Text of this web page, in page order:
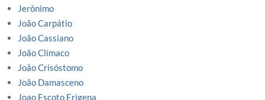
Jerônimo
João Carpátio
João Cassiano
João Clímaco
João Crisóstomo
João Damasceno
Joao Escoto Erigena